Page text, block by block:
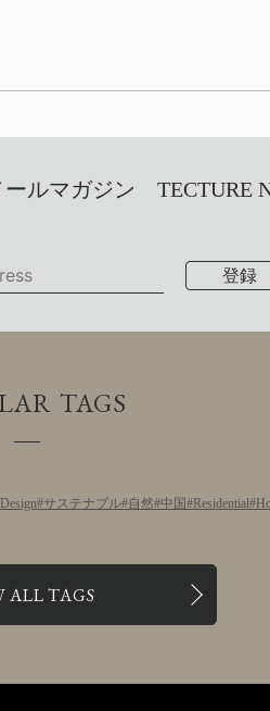
ルマガジン TECTURE
TAGS
Design サステナブル 自然 中国 Residential
ALL TAGS